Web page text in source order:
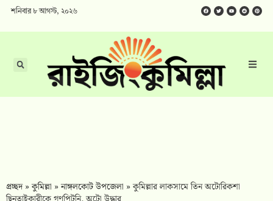
শনিবার ৮ আগস্ট, ২০২৬
প্রচ্ছদ»কুমিল্লা »নাঙ্গলকোট উপজেলা »কুমিল্লার লাকসামে তিন অটোরিকশা